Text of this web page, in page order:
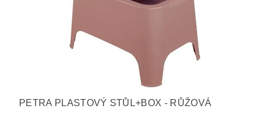
PETRA PLASTOVÝ STŮL+BOX - RŮŽOVÁ